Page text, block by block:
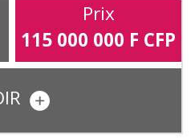
Prix
115 000 000 F CFP